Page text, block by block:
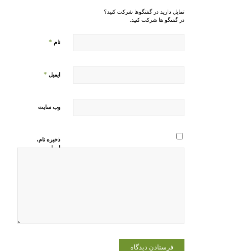
تمایل دارید در گفتگوها شرکت کنید؟
در گفتگو ها شرکت کنید.
نام *
ایمیل *
وب‌ سایت
ذخیره نام،
ایمیل و